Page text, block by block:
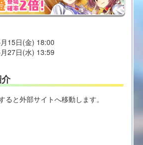
15日(金) 18:00
27日(水) 13:59
ると外部サイトへ移動します。